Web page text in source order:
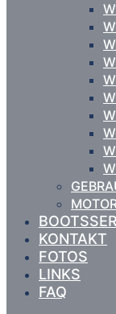
KONTAKT
FOTOS
LINKS
FAQ